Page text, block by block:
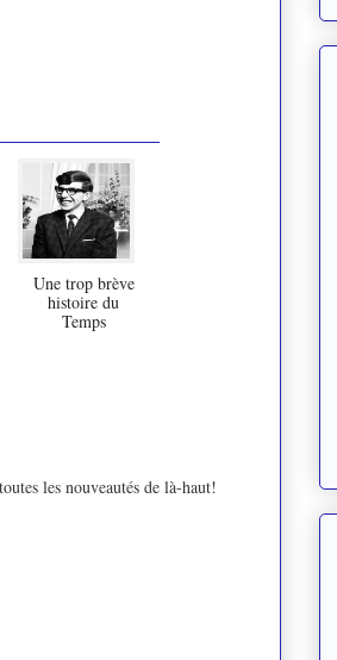
Une trop brève
histoire du
Temps
les nouveautés de là-haut!